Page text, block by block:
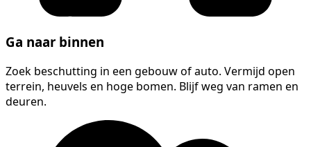
Ga naar binnen
Zoek beschutting in een gebouw of auto. Vermijd open
terrein, heuvels en hoge bomen. Blijf weg van ramen en
deuren.